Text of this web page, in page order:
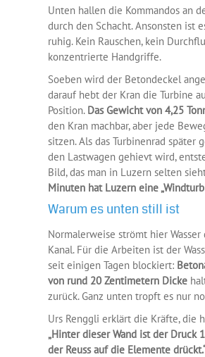
Unten hallen die Kommandos an
durch den Schacht. Ansonsten ist
ruhig. Kein Rauschen, kein
konzentrierte Handgriffe.
Soeben wird der Betondeckel
darauf hebt der Kran die Turbine
Position. Das Gewicht von 4,25
den Kran machbar, aber jede
sitzen. Als das Turbinenrad später
den Lastwagen gehievt wird,
Bild, das man in Luzern selten
Minuten hat Luzern eine
Warum es unten still ist
Normalerweise strömt hier Wasser
Kanal. Für die Arbeiten ist der
seit einigen Tagen blockiert:
von rund 20 Zentimetern Dicke
zurück. Ganz unten tropft es nur
Urs Renggli erklärt die Kräfte, die
„Hinter dieser Wand ist der Druck
der Reuss auf die Elemente